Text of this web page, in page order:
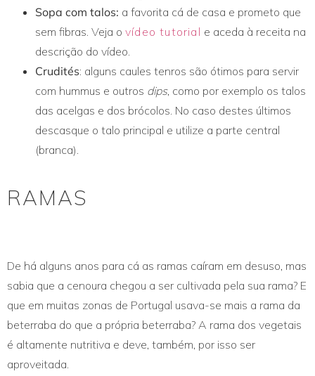
Sopa com talos: a favorita cá de casa e prometo que
sem fibras. Veja o vídeo tutorial e aceda à receita na
descrição do vídeo.
Crudités: alguns caules tenros são ótimos para servir
com hummus e outros dips, como por exemplo os talos
das acelgas e dos brócolos. No caso destes últimos
descasque o talo principal e utilize a parte central
(branca).
RAMAS
De há alguns anos para cá as ramas caíram em desuso, mas
sabia que a cenoura chegou a ser cultivada pela sua rama? E
que em muitas zonas de Portugal usava-se mais a rama da
beterraba do que a própria beterraba? A rama dos vegetais
é altamente nutritiva e deve, também, por isso ser
aproveitada.